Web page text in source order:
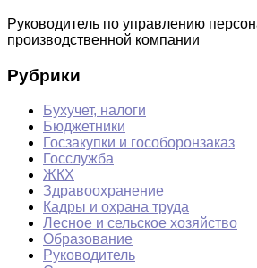
Руководитель по управлению
производственной компании
Рубрики
Бухучет, налоги
Бюджетники
Госзакупки и гособоронзаказ
Госслужба
ЖКХ
Здравоохранение
Кадры и охрана труда
Лесное и сельское хозяйство
Образование
Руководитель